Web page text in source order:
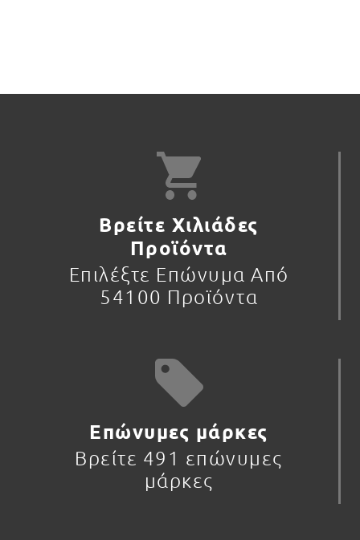
Βρείτε Χιλιάδες
Προϊόντα
Επιλέξτε Επώνυμα Από
54100 Προϊόντα
Επώνυμες μάρκες
Βρείτε 491 επώνυμες
μάρκες